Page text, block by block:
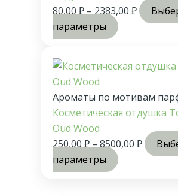
80,00₽–2383,00 ₽
параметры
Ароматы по мотивам
Косметическая отдушка
Oud Wood
250,00₽–8500,00 ₽
параметры